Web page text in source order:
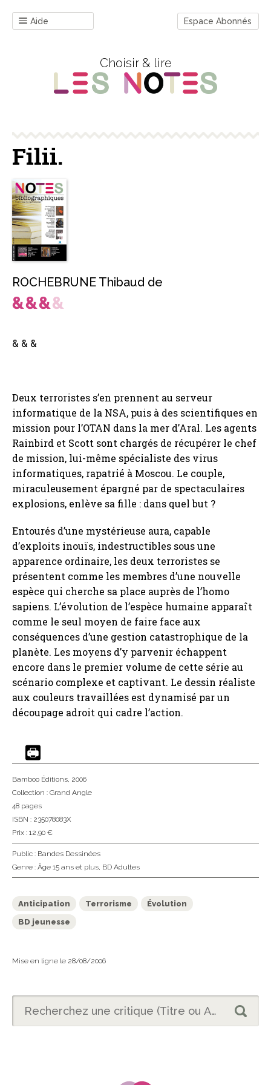
Aide Espace Abonnés
Choisir & lire
Filii.
ROCHEBRUNE Thibaud de
& & &
Deux terroristes s’en prennent au serveur
informatique de la NSA, puis à des scientifiques en
mission pour l’OTAN dans la mer d’Aral. Les agents
Rainbird et Scott sont chargés de récupérer le chef
de mission, lui-même spécialiste des virus
informatiques, rapatrié à Moscou. Le couple,
miraculeusement épargné par de spectaculaires
explosions, enlève sa fille : dans quel but ?
Entourés d’une mystérieuse aura, capable
d’exploits inouïs, indestructibles sous une
apparence ordinaire, les deux terroristes se
présentent comme les membres d’une nouvelle
espèce qui cherche sa place auprès de l’homo
sapiens. L’évolution de l’espèce humaine apparaît
comme le seul moyen de faire face aux
conséquences d’une gestion catastrophique de la
planète. Les moyens d’y parvenir échappent
encore dans le premier volume de cette série au
scénario complexe et captivant. Le dessin réaliste
aux couleurs travaillées est dynamisé par un
découpage adroit qui cadre l’action.
Bamboo Éditions, 2006
Collection : Grand Angle
48 pages
ISBN : 235078083X
Prix : 12,90 €
Public : Bandes Dessinées
Genre : Âge 15 ans et plus, BD Adultes
Anticipation Terrorisme
Évolution
BD jeunesse
Mise en ligne le 28/08/2006